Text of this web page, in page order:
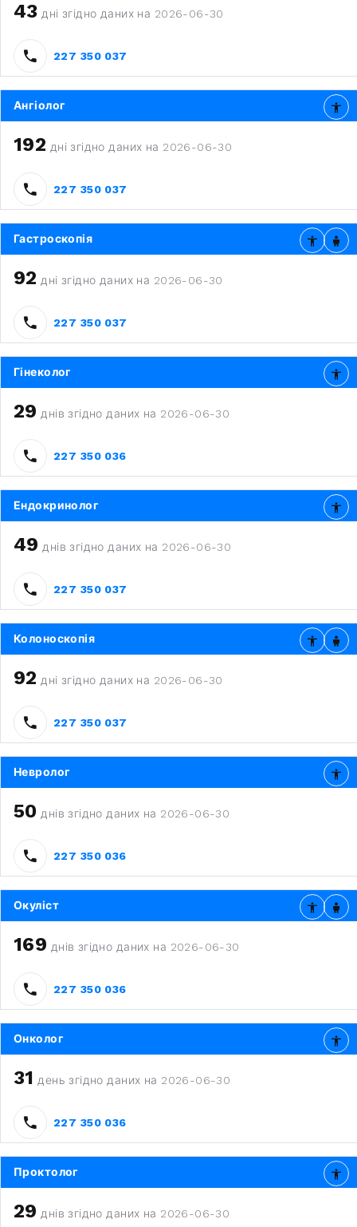
43 дні згідно даних на 2026-06-30
227 350 037
Ангіолог
192 дні згідно даних на 2026-06-30
227 350 037
Гастроскопія
92 дні згідно даних на 2026-06-30
227 350 037
Гінеколог
29 днів згідно даних на 2026-06-30
227 350 036
Ендокринолог
49 днів згідно даних на 2026-06-30
227 350 037
Колоноскопія
92 дні згідно даних на 2026-06-30
227 350 037
Невролог
50 днів згідно даних на 2026-06-30
227 350 036
Окуліст
169 днів згідно даних на 2026-06-30
227 350 036
Онколог
31 день згідно даних на 2026-06-30
227 350 036
Проктолог
29 днів згідно даних на 2026-06-30